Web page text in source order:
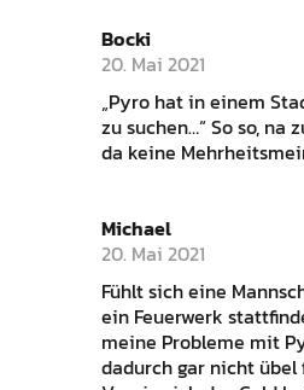
Bocki
20. Mai 2021
„Pyro hat in einem
zu suchen…“ So so, na
da keine
Michael
20. Mai 2021
Fühlt sich eine
ein Feuerwerk
meine Probleme mit
dadurch gar nicht übel